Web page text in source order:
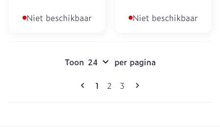
Niet beschikbaar Niet beschikbaar
Pagina's
U lees momenteel pagina
1 Pagina
2 Pagina
3
Toon per pagina